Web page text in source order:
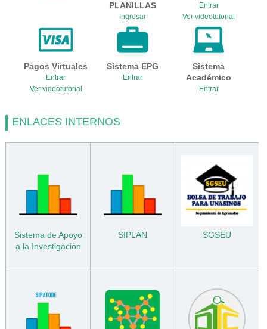
PLANILLAS
Ingresar
Entrar
Ver videotutorial
Pagos Virtuales
Entrar
Ver videotutorial
Sistema EPG
Entrar
Sistema
Académico
Entrar
ENLACES INTERNOS
Sistema de Apoyo
a la Investigación
SIPLAN SGSEU